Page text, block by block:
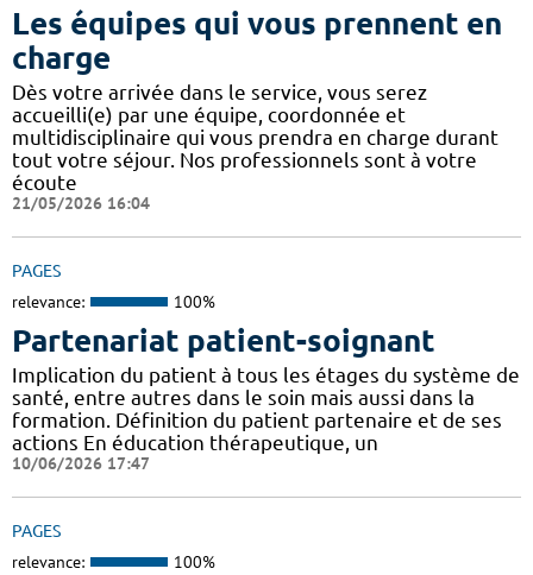
Les équipes qui vous prennent en
charge
Dès votre arrivée dans le service, vous serez
accueilli(e) par une équipe, coordonnée et
multidisciplinaire qui vous prendra en charge durant
tout votre séjour. Nos professionnels sont à votre
écoute
21/05/2026 16:04
PAGES
relevance: 100%
Partenariat patient-soignant
Implication du patient à tous les étages du système de
santé, entre autres dans le soin mais aussi dans la
formation. Définition du patient partenaire et de ses
actions En éducation thérapeutique, un
10/06/2026 17:47
PAGES
relevance: 100%